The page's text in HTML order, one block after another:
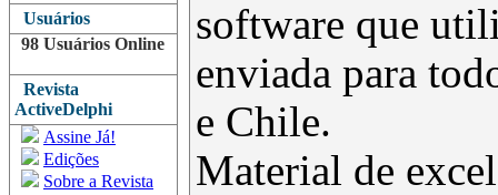
Usuários
98 Usuários Online
Revista
ActiveDelphi
Assine Já!
Edições
Sobre a Revista
software que
enviada para
e Chile.
Material de